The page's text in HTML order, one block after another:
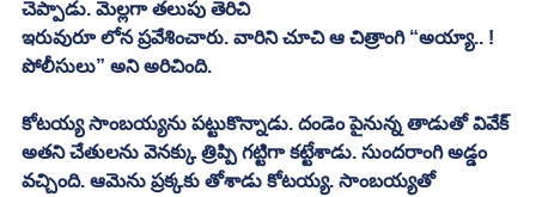
చెప్పాడు. మెల్లగా తలుపు తెరిచి
ఇరువురూ లోన ప్రవేశించారు. వారిని చూచి ఆ చిత్రాంగి “అయ్యా.. !
పోలీసులు” అని అరిచింది.
కోటయ్య సాంబయ్యను పట్టుకొన్నాడు. దండెం పైనున్న తాడుతో వివేక్
అతని చేతులను వెనక్కు త్రిప్పి గట్టిగా కట్టేశాడు. సుందరాంగి అడ్డం
వచ్చింది. ఆమెను ప్రక్కకు తోశాడు కోటయ్య. సాంబయ్యతో